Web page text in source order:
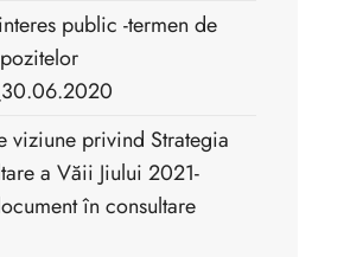
public -termen de
viziune privind Strategia
a Văii Jiului 2021-
în consultare